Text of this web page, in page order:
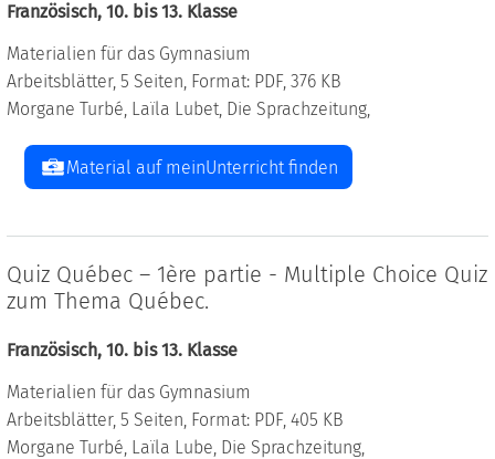
Französisch, 10. bis 13. Klasse
Materialien für das Gymnasium
Arbeitsblätter, 5 Seiten, Format: PDF, 376 KB
Morgane Turbé, Laïla Lubet, Die Sprachzeitung,
Material auf meinUnterricht finden
Quiz Québec – 1ère partie - Multiple Choice Quiz
zum Thema Québec.
Französisch, 10. bis 13. Klasse
Materialien für das Gymnasium
Arbeitsblätter, 5 Seiten, Format: PDF, 405 KB
Morgane Turbé, Laïla Lube, Die Sprachzeitung,